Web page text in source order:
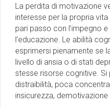
La perdita di motivazione
interesse per la propria
pari passo con l’impegno
l’educazione. Le abilità
esprimersi pienamente se
livello di ansia o di stati
stesse risorse cognitive. Si
distraibilità, poca
insicurezza,